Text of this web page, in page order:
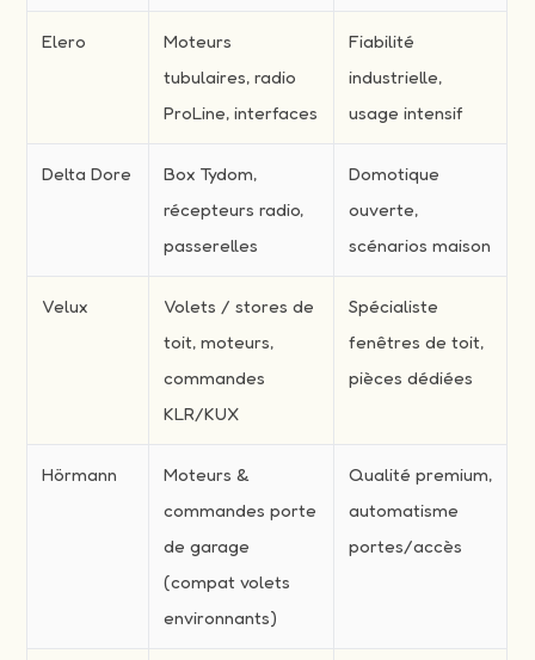
Elero
Moteurs
tubulaires, radio
ProLine, interfaces
Fiabilité
industrielle,
usage intensif
Delta Dore
Box Tydom,
récepteurs radio,
passerelles
Domotique
ouverte,
scénarios maison
Velux
Volets / stores de
toit, moteurs,
commandes
KLR/KUX
Spécialiste
fenêtres de toit,
pièces dédiées
Hörmann
Moteurs &
commandes porte
de garage
(compat volets
environnants)
Qualité premium,
automatisme
portes/accès